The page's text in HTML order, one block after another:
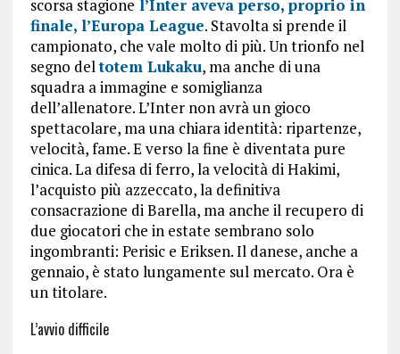
scorsa stagione l’Inter aveva perso, proprio in
finale, l’Europa League. Stavolta si prende il
campionato, che vale molto di più. Un trionfo nel
segno deltotem Lukaku, ma anche di una
squadra a immagine e somiglianza
dell’allenatore. L’Inter non avrà un gioco
spettacolare, ma una chiara identità: ripartenze,
velocità, fame. E verso la fine è diventata pure
cinica. La difesa di ferro, la velocità di Hakimi,
l’acquisto più azzeccato, la definitiva
consacrazione di Barella, ma anche il recupero di
due giocatori che in estate sembrano solo
ingombranti: Perisic e Eriksen. Il danese, anche a
gennaio, è stato lungamente sul mercato. Ora è
un titolare.
L’avvio difficile